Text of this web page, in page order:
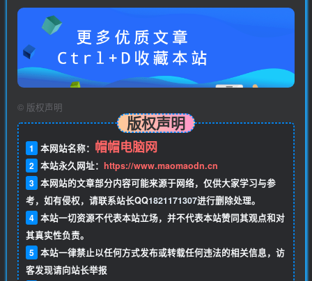
© 版权声明
版权声明
1 本网站名称： 帽帽电脑网
2 本站永久网址： https://www.maomaodn.cn
3 本网站的文章部分内容可能来源于网络，仅供大家学习与参
考，如有侵权，请联系站长QQ1821171307进行删除处理。
4 本站一切资源不代表本站立场，并不代表本站赞同其观点和对
其真实性负责。
5 本站一律禁止以任何方式发布或转载任何违法的相关信息，访
客发现请向站长举报